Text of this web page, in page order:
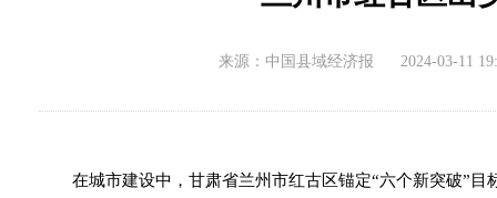
来源：中国县域经济报 2024-03-11
在城市建设中，甘肃省兰州市红古区锚定“六个新突破”